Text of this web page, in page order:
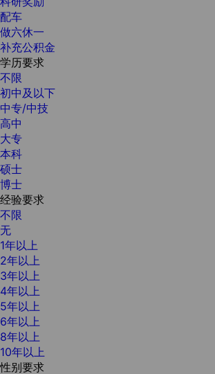
配车
做六休一
补充公积金
学历要求
不限
初中及以下
中专/中技
高中
大专
本科
硕士
博士
经验要求
不限
无
1年以上
2年以上
3年以上
4年以上
5年以上
6年以上
8年以上
10年以上
性别要求